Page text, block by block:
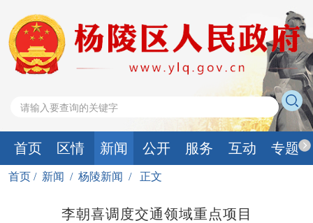
首页 区情 新闻 公开 服务 互动 专题
首页 / 新闻 / 杨陵新闻 / 正文
李朝喜调度交通领域重点项目